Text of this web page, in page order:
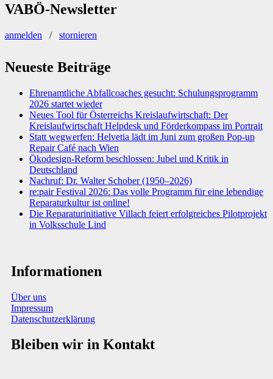
VABÖ-Newsletter
anmelden / stornieren
Neueste Beiträge
Ehrenamtliche Abfallcoaches gesucht: Schulungsprogramm
2026 startet wieder
Neues Tool für Österreichs Kreislaufwirtschaft: Der
Kreislaufwirtschaft Helpdesk und Förderkompass im Portrait
Statt wegwerfen: Helvetia lädt im Juni zum großen Pop-up
Repair Café nach Wien
Ökodesign-Reform beschlossen: Jubel und Kritik in
Deutschland
Nachruf: Dr. Walter Schober (1950–2026)
re:pair Festival 2026: Das volle Programm für eine lebendige
Reparaturkultur ist online!
Die Reparaturinitiative Villach feiert erfolgreiches Pilotprojekt
in Volksschule Lind
Informationen
Über uns
Impressum
Datenschutzerklärung
Bleiben wir in Kontakt